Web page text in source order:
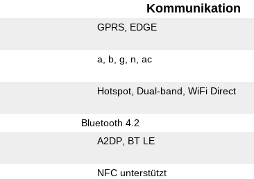
Kommunikation
GPRS EDGE
a b g n ac
Hotspot Dual-band WiFi Direct
Bluetooth 4.2
A2DP BT LE
NFC unterstützt